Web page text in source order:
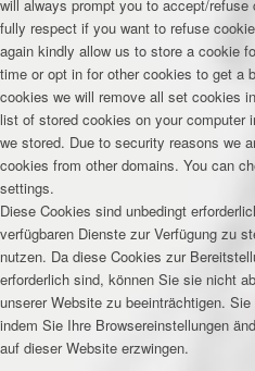
will always prompt you to accept/
fully respect if you want to refuse
again kindly allow us to store a cookie
time or opt in for other cookies to get a
cookies we will remove all set cookies
list of stored cookies on your computer
we stored. Due to security reasons we
cookies from other domains. You can
settings.
Diese Cookies sind unbedingt
verfügbaren Dienste zur Verfügung zu
nutzen. Da diese Cookies zur
erforderlich sind, können Sie sie nicht
unserer Website zu beeinträchtigen.
indem Sie Ihre Browsereinstellungen
auf dieser Website erzwingen.